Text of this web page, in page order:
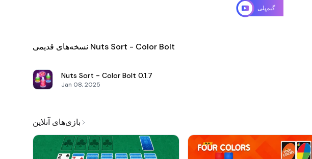
گیم‌پلی
نسخه‌های قدیمی Nuts Sort - Color Bolt
Nuts Sort - Color Bolt 0.1.7
Jan 08, 2025
بازی‌های آنلاین